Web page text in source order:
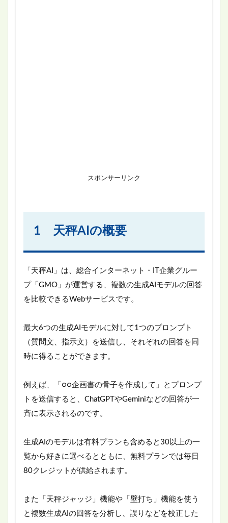
スポンサーリンク
1 天秤AIの概要
「天秤AI」は、総合インターネット・IT企業グルー
プ「GMO」が運営する、複数の生成AIモデルの回答
を比較できるWebサービスです。
最大6つの生成AIモデルに対して1つのプロンプト
（質問文、指示文）を送信し、それぞれの回答を同
時に得ることができます。
例えば、「○○企画書の骨子を作成して」とプロンプ
トを送信すると、ChatGPTやGeminiなどの回答が一
斉に表示されるのです。
生成AIのモデルは有料プランも含めると30以上の一
覧から好きに選べるとともに、無料プランでは毎日
80クレジットが供給されます。
また「天秤ジャッジ」機能や「壁打ち」機能を使う
と複数生成AIの回答を分析し、誤りなどを校正した